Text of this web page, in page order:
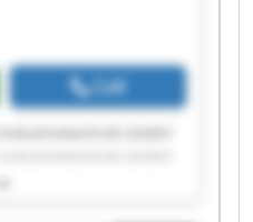
Call
GmbH
GmbH